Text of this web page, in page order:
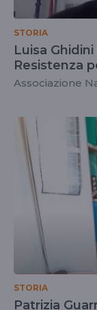
STORIA
Luisa
Resistenza
Associazione
STORIA
Patrizia